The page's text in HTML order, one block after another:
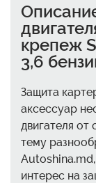
крепеж
3,6
Защита
аксессуар
двигателя от
тему
интерес на